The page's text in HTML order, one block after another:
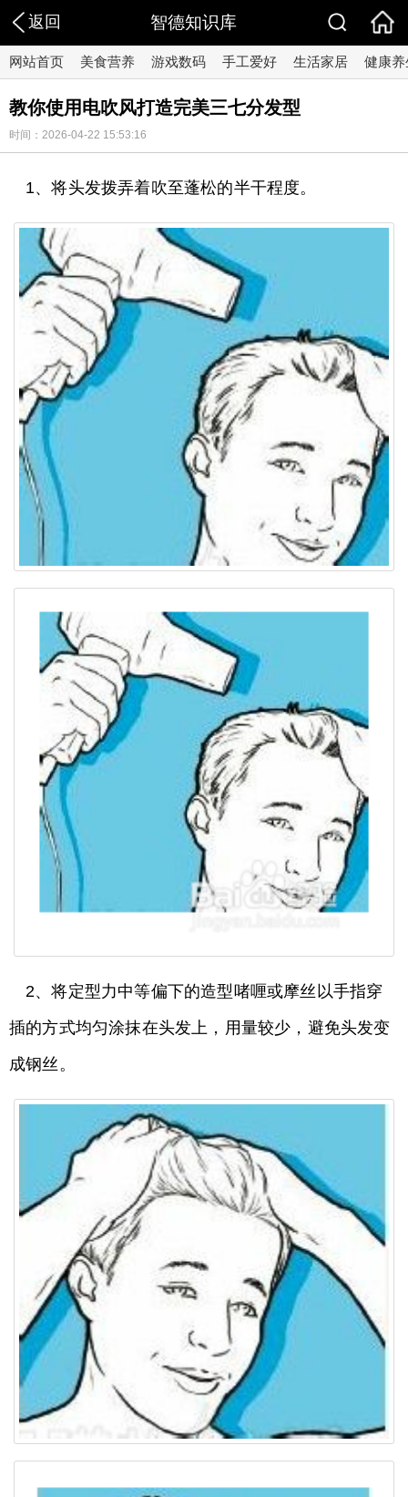
返回 智德知识库
网站首页 美食营养 游戏数码 手工爱好 生活家居 健康养
教你使用电吹风打造完美三七分发型
时间：2026-04-22 15:53:16
1、将头发拨弄着吹至蓬松的半干程度。
2、将定型力中等偏下的造型啫喱或摩丝以手指穿
插的方式均匀涂抹在头发上，用量较少，避免头发变
成钢丝。